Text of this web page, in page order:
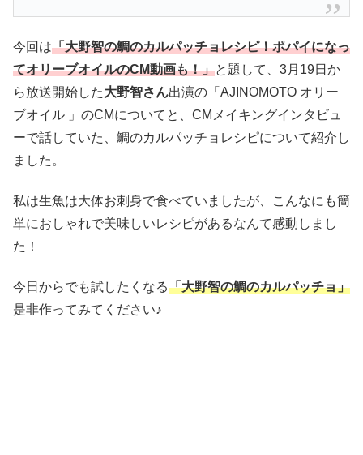
今回は「大野智の鯛のカルパッチョレシピ！ポパイになっ
てオリーブオイルのCM動画も！」と題して、3月19日か
ら放送開始した大野智さん出演の「AJINOMOTO オリー
ブオイル 」のCMについてと、CMメイキングインタビュ
ーで話していた、鯛のカルパッチョレシピについて紹介し
ました。
私は生魚は大体お刺身で食べていましたが、こんなにも簡
単におしゃれで美味しいレシピがあるなんて感動しまし
た！
今日からでも試したくなる「大野智の鯛のカルパッチョ」
是非作ってみてください♪